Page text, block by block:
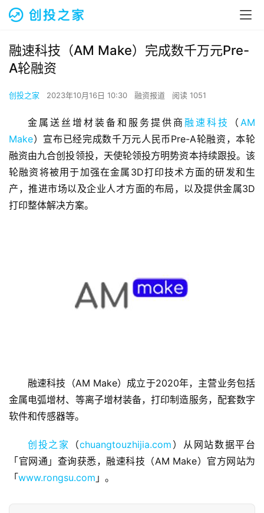
资
报
商
业
察
融速科技（AM Make）完成数千万元Pre-
A轮融资
创投之家 2023年10月16日 10:30 融资报道 阅读 1051
金属送丝增材装备和服务提供商 融速科技 （ AM
Make）宣布已经完成数千万元人民币Pre-A轮融资，本轮
融资由九合创投领投，天使轮领投方明势资本持续跟投。该
轮融资将被用于加强在金属3D打印技术方面的研发和生
产，推进市场以及企业人才方面的布局，以及提供金属3D
打印整体解决方案。
融速科技（AM Make）成立于2020年，主营业务包括
金属电弧增材、等离子增材装备，打印制造服务，配套数字
软件和传感器等。
创投之家 （chuangtouzhijia.com ）从网站数据平台
「官网通」查询获悉，融速科技（AM Make）官方网站为
「www.rongsu.com 」。